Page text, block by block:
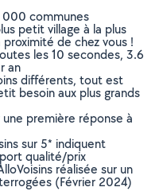
000 communes
petit village à la plus
de chez vous !
les 10 secondes, 3.6
an
différents, tout est
besoin aux plus grands
première réponse à
sur 5* indiquent
qualité/prix
réalisée sur un
(Février 2024)